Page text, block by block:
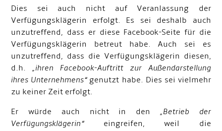
Dies sei auch nicht auf Veranlassung der
Verfügungsklägerin erfolgt. Es sei deshalb auch
unzutreffend, dass er diese Facebook-Seite für die
Verfügungsklägerin betreut habe. Auch sei es
unzutreffend, dass die Verfügungsklägerin diesen,
d.h.„ihren Facebook-Auftritt zur Außendarstellung
ihres Unternehmens“genutzt habe. Dies sei vielmehr
zu keiner Zeit erfolgt.
Er würde auch nicht in den „Betrieb der
Verfügungsklägerin“eingreifen, weil die